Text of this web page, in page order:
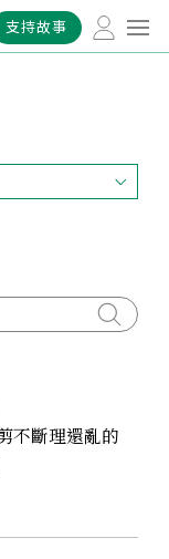
支持故事
不斷理還亂的